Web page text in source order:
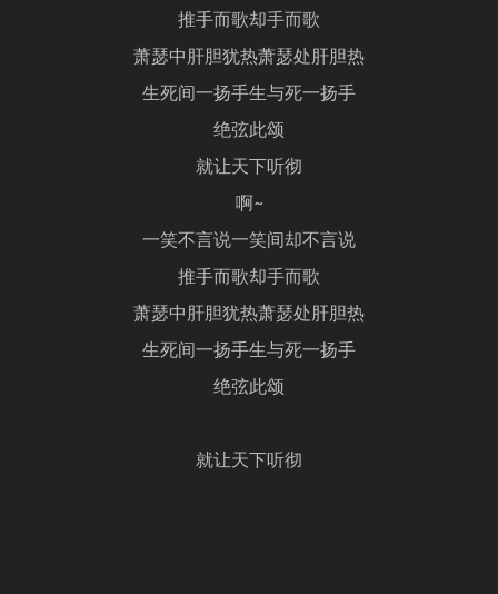
推手而歌却手而歌
萧瑟中肝胆犹热萧瑟处肝胆热
生死间一扬手生与死一扬手
绝弦此颂
就让天下听彻
啊~
一笑不言说一笑间却不言说
推手而歌却手而歌
萧瑟中肝胆犹热萧瑟处肝胆热
生死间一扬手生与死一扬手
绝弦此颂
就让天下听彻